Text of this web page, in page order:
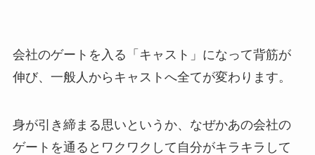
会社のゲートを入る「キャスト」になって背筋が
伸び、一般人からキャストへ全てが変わります。
身が引き締まる思いというか、なぜかあの会社の
ゲートを通るとワクワクして自分がキラキラして